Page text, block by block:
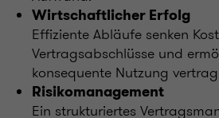
Wirtschaftlicher Erfolg
Effiziente Abläufe senken
Vertragsabschlüsse und
konsequente Nutzung
Risikomanagement
Ein strukturiertes